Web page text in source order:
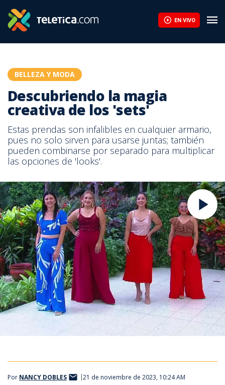
EN VIVO
BELLEZA Y MODA
Descubriendo la magia
creativa de los 'sets'
Estas prendas son infalibles en cualquier armario,
pues no solo sirven para usarse juntas; también
pueden combinarse por separado para multiplicar
las opciones de 'looks'.
Por NANCY DOBLES 21 de noviembre de 2023, 10:24 AM